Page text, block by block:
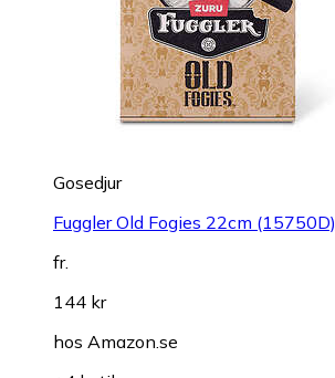
Gosedjur
Fuggler Old Fogies 22cm (15750D)
fr.
144 kr
hos Amazon.se